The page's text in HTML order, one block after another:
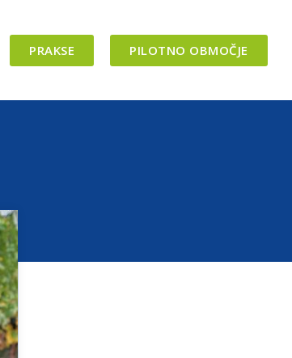
PRAKSE PILOTNO OBMOČJE